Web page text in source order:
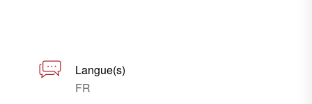
Langue(s)
FR